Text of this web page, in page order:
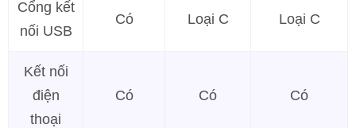
Cổng kết
nối USB
Có Loại C Loại C
Kết nối
điện
thoại
Có Có Có